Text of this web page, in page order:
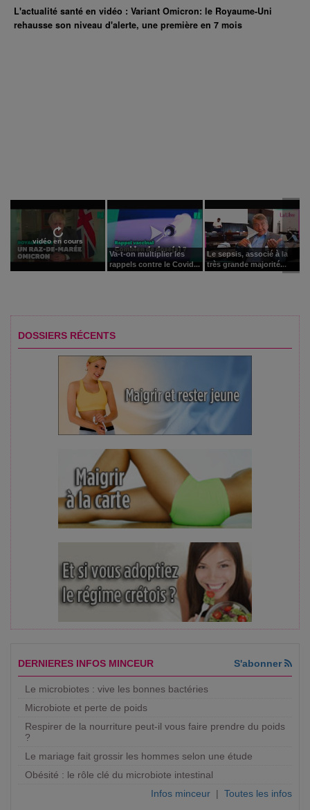
L'actualité santé en vidéo : Variant Omicron: le Royaume-Uni
rehausse son niveau d'alerte, une première en 7 mois
vidéo en cours
Va-t-on multiplier les
rappels contre le Covid...
Le sepsis, associé à la
très grande majorité...
DOSSIERS RÉCENTS
DERNIERES INFOS MINCEUR S'abonner
Le microbiotes : vive les bonnes bactéries
Microbiote et perte de poids
Respirer de la nourriture peut-il vous faire prendre du poids
?
Le mariage fait grossir les hommes selon une étude
Obésité : le rôle clé du microbiote intestinal
Infos minceur | Toutes les infos